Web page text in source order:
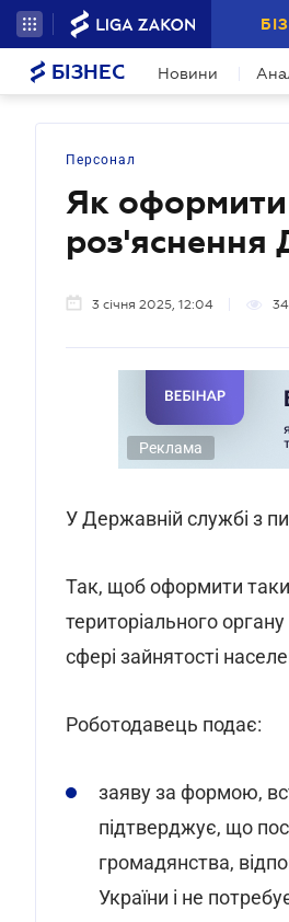
БІЗНЕС Новини
Персонал
Як оформити
роз'яснення
3 січня 2025, 12:04
Реклама
У Державній службі з
Так, щоб оформити
територіального
сфері зайнятості
Роботодавець подає:
заяву за формою,
підтверджує, що
громадянства,
України і не